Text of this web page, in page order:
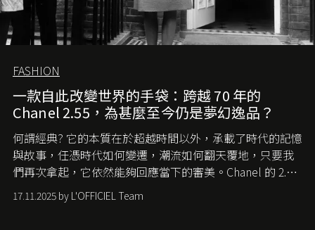
FASHION
一款自此改變世界的手袋：跨越 70 年的
Chanel 2.55，為甚麼至今仍是夢幻逸品？
何謂經典? 它的本質在於超越時間以外，承載了時代的記憶
與故事，任憑時代如何變遷，潮流如何翻天覆地，只要我
們再次拿起，它依然能夠回應當下的審美。Chanel 的 2.55
手袋更是這樣存在，自問世至今，一直有着舉足輕重的地
位。如果說每個女生的第一個夢想手袋是 Chanel，那 2.55
17.11.2025 by L'OFFICIEL Team